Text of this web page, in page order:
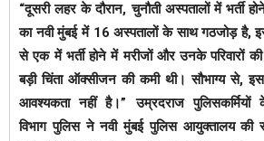
“दूसरी लहर के दौरान, चुनौती अस्पतालों में भर्ती
का नवी मुंबई में 16 अस्पतालों के साथ गठजोड़ है,
से एक में भर्ती होने में मरीजों और उनके
बड़ी चिंता ऑक्सीजन की कमी थी। सौभाग्य से, इस
आवश्यकता नहीं है।”उम्रदराज
विभागपुलिस ने नवी मुंबई पुलिस आयुक्तालय की